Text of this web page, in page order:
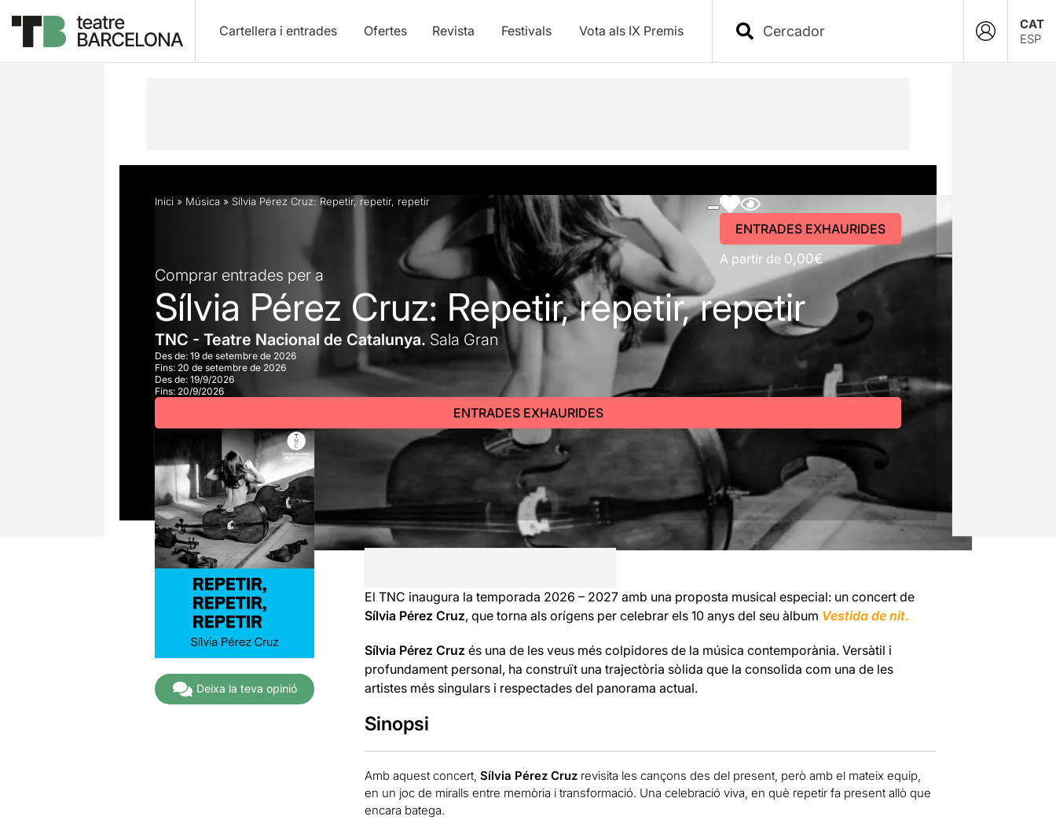
Cartellera i entrades Ofertes Revista Festivals Vota als IX Premis
CAT
ESP
Descripció Horaris Fitxa artística Fotos i vídeos Info pràctica
Inici » Música » Sílvia Pérez Cruz: Repetir, repetir, repetir
A partir de 0,00€
ENTRADES EXHAURIDES
Comprar entrades per a
Sílvia Pérez Cruz: Repetir, repetir, repetir
TNC - Teatre Nacional de Catalunya. Sala Gran
Des de: 19 de setembre de 2026
Fins: 20 de setembre de 2026
Des de: 19/9/2026
Fins: 20/9/2026
ENTRADES EXHAURIDES
Deixa la teva opinió
El TNC inaugura la temporada 2026 – 2027 amb una proposta musical especial: un concert de
Sílvia Pérez Cruz, que torna als orígens per celebrar els 10 anys del seu àlbum Vestida de nit.
Sílvia Pérez Cruz és una de les veus més colpidores de la música contemporània. Versàtil i
profundament personal, ha construït una trajectòria sòlida que la consolida com una de les
artistes més singulars i respectades del panorama actual.
Sinopsi
Amb aquest concert, Sílvia Pérez Cruzrevisita les cançons des del present, però amb el mateix equip,
en un joc de miralls entre memòria i transformació. Una celebració viva, en què repetir fa present allò que
encara batega.